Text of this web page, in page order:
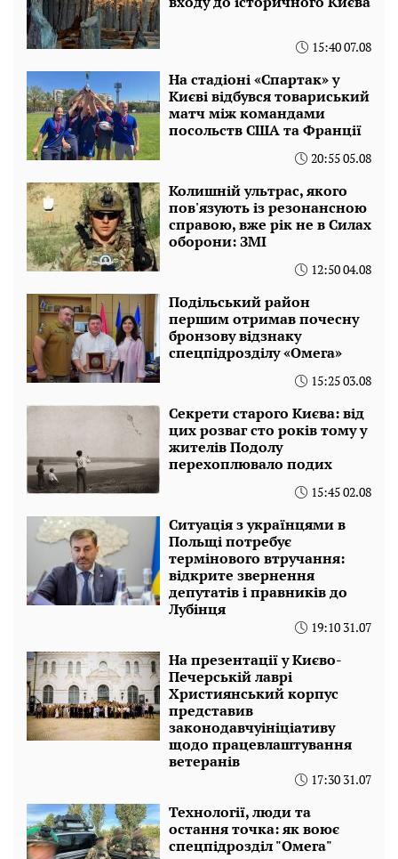
15:40 07.08
На стадіоні «Спартак» у
Києві відбувся товариський
матч між командами
посольств США та Франції
20:55 05.08
Колишній ультрас, якого
пов'язують із резонансною
справою, вже рік не в Силах
оборони: ЗМІ
12:50 04.08
Подільський район
першим отримав почесну
бронзову відзнаку
спецпідрозділу «Омега»
15:25 03.08
Секрети старого Києва: від
цих розваг сто років тому у
жителів Подолу
перехоплювало подих
15:45 02.08
Ситуація з українцями в
Польщі потребує
термінового втручання:
відкрите звернення
депутатів і правників до
Лубінця
19:10 31.07
На презентації у Києво-
Печерській лаврі
Християнський корпус
представив
законодавчуініціативу
щодо працевлаштування
ветеранів
17:30 31.07
Технології, люди та
остання точка: як воює
спецпідрозділ "Омега"